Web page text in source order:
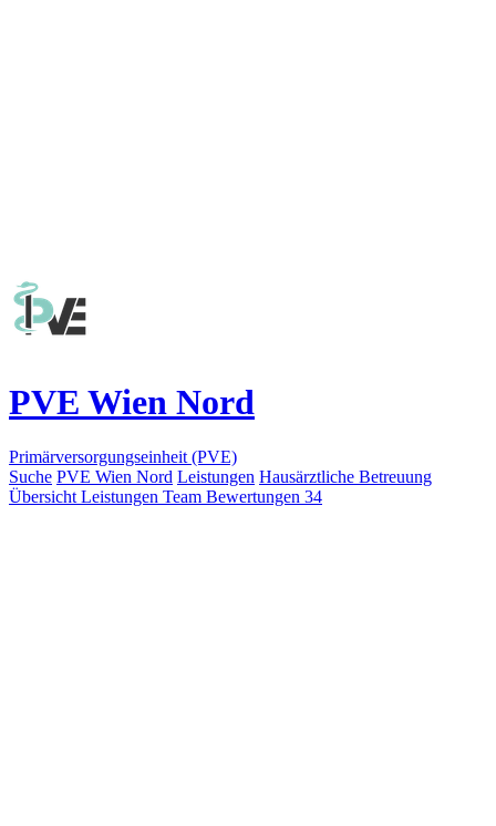
PVE Wien Nord
Primärversorgungseinheit (PVE)
Suche PVE Wien Nord Leistungen Hausärztliche Betreuung
Übersicht Leistungen Team Bewertungen 34